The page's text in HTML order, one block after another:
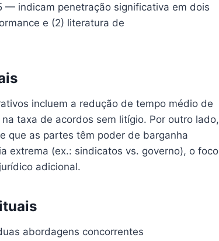
indicam penetração significativa em dois
e (2) literatura de
incluem a redução de tempo médio de
taxa de acordos sem litígio. Por outro lado,
que as partes têm poder de barganha
extrema (ex.: sindicatos vs. governo), o foco
adicional.
abordagens concorrentes